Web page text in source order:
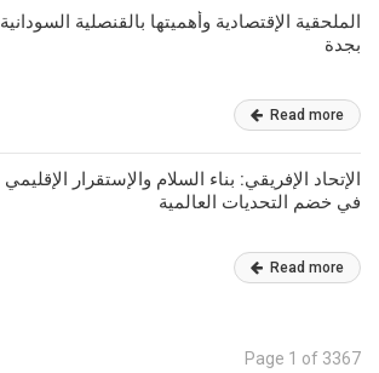
الملحقية الإقتصادية وأهميتها بالقنصلية السودانية
بجدة
Read more
الإتحاد الإفريقي: بناء السلام والإستقرار الإقليمي
في خضم التحديات العالمية
Read more
Page 1 of 3367